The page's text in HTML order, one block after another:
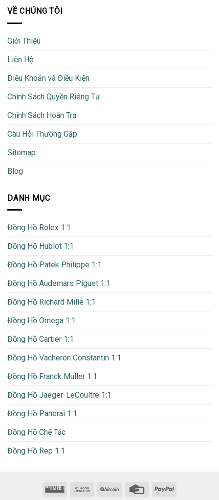
VỀ CHÚNG TÔI
Giới Thiệu
Liên Hệ
Điều Khoản và Điều Kiện
Chính Sách Quyền Riêng Tư
Chính Sách Hoàn Trả
Câu Hỏi Thường Gặp
Sitemap
Blog
DANH MỤC
Đồng Hồ Rolex 1:1
Đồng Hồ Hublot 1:1
Đồng Hồ Patek Philippe 1:1
Đồng Hồ Audemars Piguet 1:1
Đồng Hồ Richard Mille 1:1
Đồng Hồ Omega 1:1
Đồng Hồ Cartier 1:1
Đồng Hồ Vacheron Constantin 1:1
Đồng Hồ Franck Muller 1:1
Đồng Hồ Jaeger-LeCoultre 1:1
Đồng Hồ Panerai 1:1
Đồng Hồ Chế Tác
Đồng Hồ Rep 1:1